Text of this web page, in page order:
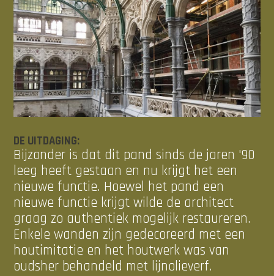
DE UITDAGING:
Bijzonder is dat dit pand sinds de jaren '90
leeg heeft gestaan en nu krijgt het een
nieuwe functie. Hoewel het pand een
nieuwe functie krijgt wilde de architect
graag zo authentiek mogelijk restaureren.
Enkele wanden zijn gedecoreerd met een
houtimitatie en het houtwerk was van
oudsher behandeld met lijnolieverf.